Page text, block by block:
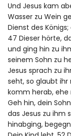
Und Jesus kam
Wasser zu Wein
Dienst des
47 Dieser hörte,
und ging hin zu
seinem Sohn zu
Jesus sprach zu
seht, so glaubt ihr
komm herab, ehe
Geh hin, dein
das Jesus zu ihm
hinabging,